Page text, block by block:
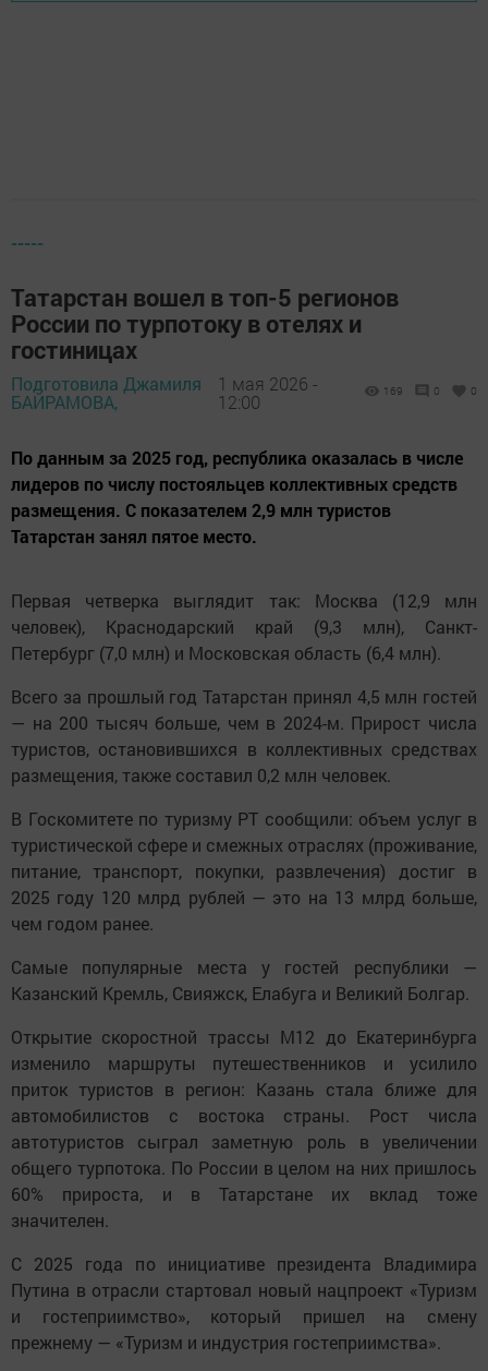
-----
Татарстан вошел в топ-5 регионов
России по турпотоку в отелях и
гостиницах
Подготовила Джамиля
БАЙРАМОВА,
1 мая 2026 -
12:00
169 0 0
По данным за 2025 год, республика оказалась в числе
лидеров по числу постояльцев коллективных средств
размещения. С показателем 2,9 млн туристов
Татарстан занял пятое место.
Первая четверка выглядит так: Москва (12,9 млн
человек), Краснодарский край (9,3 млн), Санкт-
Петербург (7,0 млн) и Московская область (6,4 млн).
Всего за прошлый год Татарстан принял 4,5 млн гостей
— на 200 тысяч больше, чем в 2024-м. Прирост числа
туристов, остановившихся в коллективных средствах
размещения, также составил 0,2 млн человек.
В Госкомитете по туризму РТ сообщили: объем услуг в
туристической сфере и смежных отраслях (проживание,
питание, транспорт, покупки, развлечения) достиг в
2025 году 120 млрд рублей — это на 13 млрд больше,
чем годом ранее.
Самые популярные места у гостей республики —
Казанский Кремль, Свияжск, Елабуга и Великий Болгар.
Открытие скоростной трассы М12 до Екатеринбурга
изменило маршруты путешественников и усилило
приток туристов в регион: Казань стала ближе для
автомобилистов с востока страны. Рост числа
автотуристов сыграл заметную роль в увеличении
общего турпотока. По России в целом на них пришлось
60% прироста, и в Татарстане их вклад тоже
значителен.
С 2025 года по инициативе президента Владимира
Путина в отрасли стартовал новый нацпроект «Туризм
и гостеприимство», который пришел на смену
прежнему — «Туризм и индустрия гостеприимства».